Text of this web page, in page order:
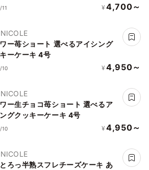
真ケーキ 4号サイズ
¥ 4,700～
ー苺ショート 選べるアイシング
ーケーキ 4号
10 ¥ 4,950～
ー生チョコ苺ショート 選べるア
グクッキーケーキ 4号
10 ¥ 4,950～
ろっ半熟スフレチーズケーキ あ